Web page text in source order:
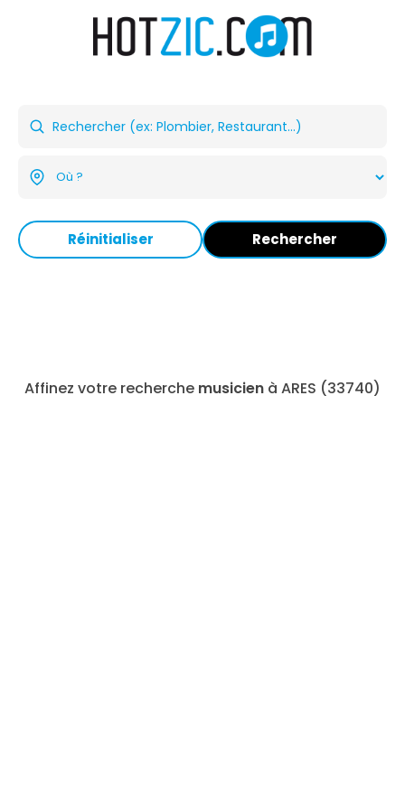
Réinitialiser Rechercher
Affinez votre recherche musicien à ARES (33740)